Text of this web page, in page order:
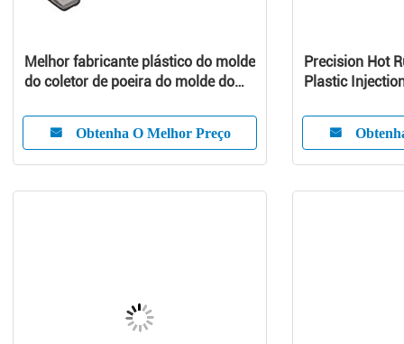
Melhor fabricante plástico do molde
do coletor de poeira do molde do
Obtenha O Melhor Preço
Precision Hot
Plastic